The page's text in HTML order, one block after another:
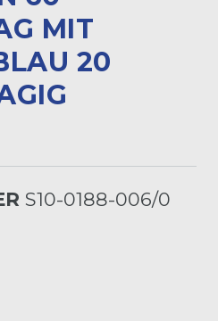
MIT
20
S10-0188-006/0